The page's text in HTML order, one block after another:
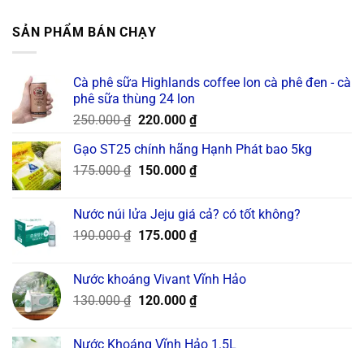
SẢN PHẨM BÁN CHẠY
Cà phê sữa Highlands coffee lon cà phê đen - cà
phê sữa thùng 24 lon
250.000₫ Original
was:
250.000 ₫.
220.000 ₫Current
is:
220.000 ₫.
Gạo ST25 chính hãng Hạnh Phát bao 5kg
175.000₫ Original
175.000 ₫.
150.000 ₫Current
150.000 ₫.
Nước núi lửa Jeju giá cả? có tốt không?
190.000₫ Original
190.000 ₫.
175.000 ₫Current
175.000 ₫.
Nước khoáng Vivant Vĩnh Hảo
130.000₫ Original
120.000 ₫Current
Nước Khoáng Vĩnh Hảo 1.5L